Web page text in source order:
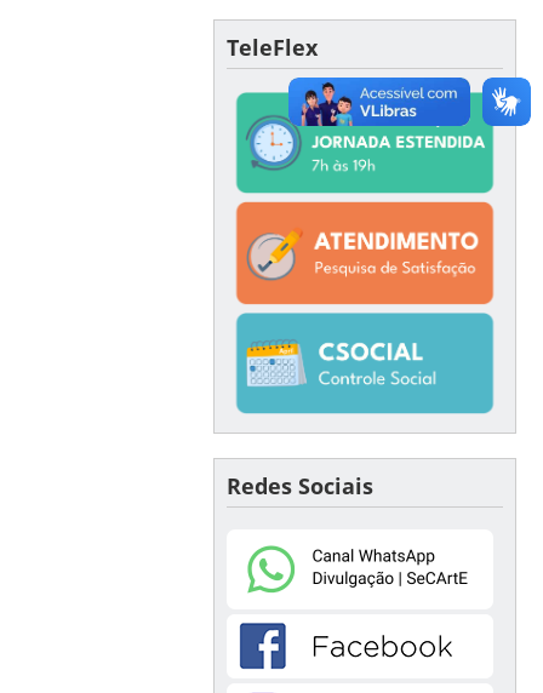
TeleFlex
Redes Sociais